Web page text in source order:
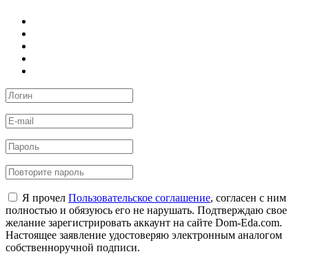
Я прочел Пользовательское соглашение, согласен с ним
полностью и обязуюсь его не нарушать. Подтверждаю свое
желание зарегистрировать аккаунт на сайте Dom-Eda.com.
Настоящее заявление удостоверяю электронным аналогом
собственноручной подписи.